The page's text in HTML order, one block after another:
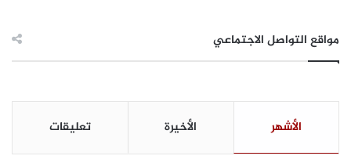
مواقع التواصل الاجتماعي
الأشهر الأخيرة تعليقات